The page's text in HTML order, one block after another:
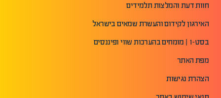
חוות דעת והמלצות תלמידים
האירגון לקידום והעשרת שמאים בישראל
בסט-1 | מומחים בהערכות שווי ופיננסים
מפת האתר
הצהרת נגישות